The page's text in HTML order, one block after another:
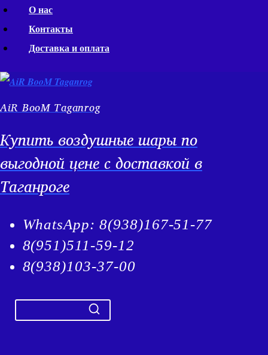
Перейти
к
содержимому
О нас
Контакты
Доставка и оплата
AiR BooM Taganrog
Купить воздушные шары по
выгодной цене с доставкой в
Таганроге
WhatsApp: 8(938)167-51-77
8(951)511-59-12
8(938)103-37-00